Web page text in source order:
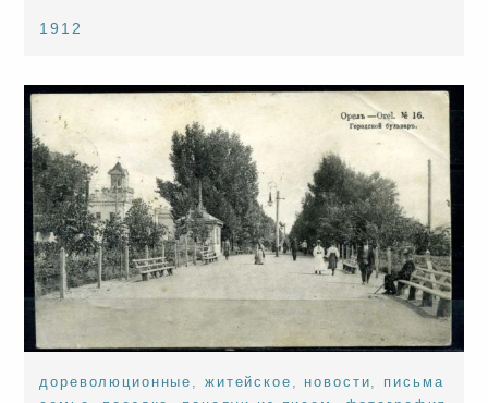
1912
дореволюционные житейское новости
письма